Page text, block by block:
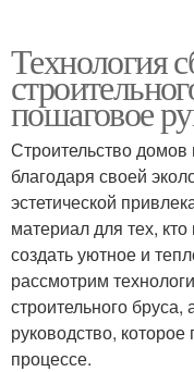
Технология
пошаговое
Строительство домов
благодаря своей
эстетической
материал для тех,
создать уютное и
рассмотрим
строительного
руководство,
процессе.